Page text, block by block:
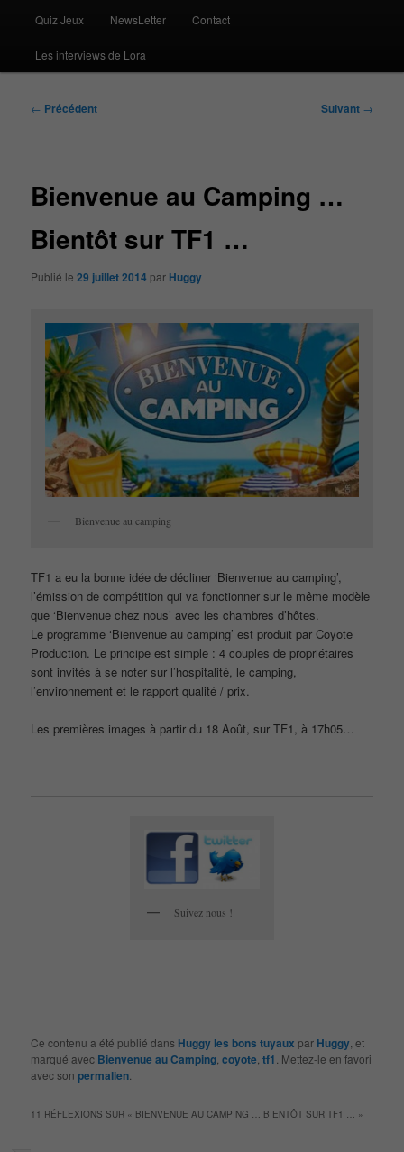
Quiz Jeux NewsLetter Contact
Les interviews de Lora
Navigation
← Précédent Suivant →
Bienvenue au Camping …
Bientôt sur TF1 …
Publié le29 juillet 2014 par Huggy
Bienvenue au camping
TF1 a eu la bonne idée de décliner ‘Bienvenue au camping’,
l’émission de compétition qui va fonctionner sur le même modèle
que ‘Bienvenue chez nous’ avec les chambres d’hôtes.
Le programme ‘Bienvenue au camping’ est produit par Coyote
Production. Le principe est simple : 4 couples de propriétaires
sont invités à se noter sur l’hospitalité, le camping,
l’environnement et le rapport qualité / prix.
Les premières images à partir du 18 Août, sur TF1, à 17h05…
Suivez nous !
Ce contenu a été publié dans Huggy les bons tuyaux par Huggy , et
marqué avec Bienvenue au Camping ,coyote ,tf1 . Mettez-le en favori
avec sonpermalien
11 RÉFLEXIONS SUR « BIENVENUE AU CAMPING … BIENTÔT SUR TF1 … »